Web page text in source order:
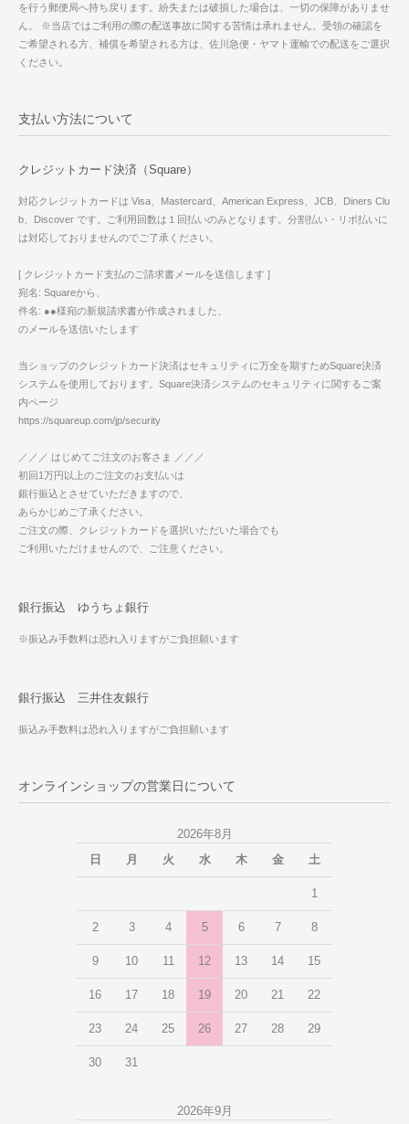
を行う郵便局へ持ち戻ります。紛失または破損した場合は、一切の保障がありませ
ん。 ※当店ではご利用の際の配送事故に関する苦情は承れません。受領の確認を
ご希望される方、補償を希望される方は、佐川急便・ヤマト運輸での配送をご選択
ください。
支払い方法について
クレジットカード決済（Square）
対応クレジットカードは Visa、Mastercard、American Express、JCB、Diners Clu
b、Discover です。ご利用回数は１回払いのみとなります。分割払い・リボ払いに
は対応しておりませんのでご了承ください。
[ クレジットカード支払のご請求書メールを送信します ]
宛名: Squareから、
件名: ●●様宛の新規請求書が作成されました、
のメールを送信いたします
当ショップのクレジットカード決済はセキュリティに万全を期すためSquare決済
システムを使用しております。Square決済システムのセキュリティに関するご案
内ページ
https://squareup.com/jp/security
／／／ はじめてご注文のお客さま ／／／
初回1万円以上のご注文のお支払いは
銀行振込とさせていただきますので、
あらかじめご了承ください。
ご注文の際、クレジットカードを選択いただいた場合でも
ご利用いただけませんので、ご注意ください。
銀行振込 ゆうちょ銀行
※振込み手数料は恐れ入りますがご負担願います
銀行振込 三井住友銀行
振込み手数料は恐れ入りますがご負担願います
オンラインショップの営業日について
2026年8月
日
月 火 水 木 金 土
1
2 3 4 5 6 7 8
9 10 11 12 13 14 15
16 17 18 19 20 21 22
23 24 25 26 27 28 29
30 31
2026年9月